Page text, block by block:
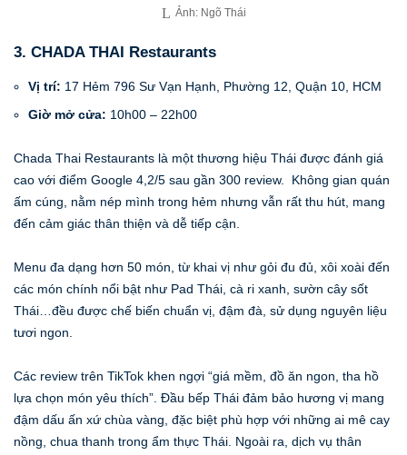
Ảnh: Ngõ Thái
3. CHADA THAI Restaurants
Vị trí: 17 Hẻm 796 Sư Vạn Hạnh, Phường 12, Quận 10, HCM
Giờ mở cửa: 10h00 – 22h00
Chada Thai Restaurants là một thương hiệu Thái được đánh giá
cao với điểm Google 4,2/5 sau gần 300 review. Không gian quán
ấm cúng, nằm nép mình trong hẻm nhưng vẫn rất thu hút, mang
đến cảm giác thân thiện và dễ tiếp cận.
Menu đa dạng hơn 50 món, từ khai vị như gỏi đu đủ, xôi xoài đến
các món chính nổi bật như Pad Thái, cà ri xanh, sườn cây sốt
Thái…đều được chế biến chuẩn vị, đậm đà, sử dụng nguyên liệu
tươi ngon.
Các review trên TikTok khen ngợi “giá mềm, đồ ăn ngon, tha hồ
lựa chọn món yêu thích”. Đầu bếp Thái đảm bảo hương vị mang
đậm dấu ấn xứ chùa vàng, đặc biệt phù hợp với những ai mê cay
nồng, chua thanh trong ẩm thực Thái. Ngoài ra, dịch vụ thân